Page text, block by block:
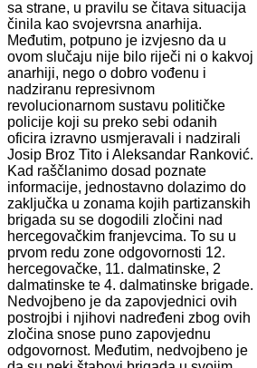
sa strane, u pravilu se čitava situacija
činila kao svojevrsna anarhija.
Međutim, potpuno je izvjesno da u
ovom slučaju nije bilo riječi ni o kakvoj
anarhiji, nego o dobro vođenu i
nadziranu represivnom
revolucionarnom sustavu političke
policije koji su preko sebi odanih
oficira izravno usmjeravali i nadzirali
Josip Broz Tito i Aleksandar Ranković.
Kad raščlanimo dosad poznate
informacije, jednostavno dolazimo do
zaključka u zonama kojih partizanskih
brigada su se dogodili zločini nad
hercegovačkim franjevcima. To su u
prvom redu zone odgovornosti 12.
hercegovačke, 11. dalmatinske, 2
dalmatinske te 4. dalmatinske brigade.
Nedvojbeno je da zapovjednici ovih
postrojbi i njihovi nadređeni zbog ovih
zločina snose puno zapovjednu
odgovornost. Međutim, nedvojbeno je